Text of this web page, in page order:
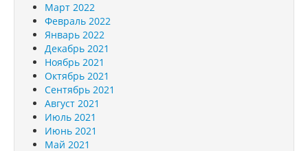
Март 2022
Февраль 2022
Январь 2022
Декабрь 2021
Ноябрь 2021
Октябрь 2021
Сентябрь 2021
Август 2021
Июль 2021
Июнь 2021
Май 2021